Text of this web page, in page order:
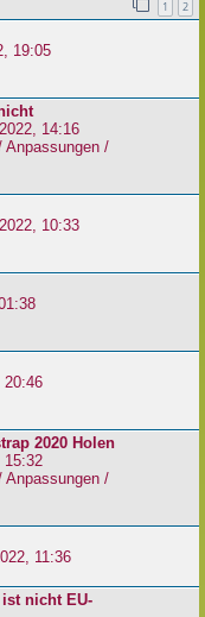
1 2
19:05
14:16
Anpassungen /
10:33
20:46
2020 Holen
15:32
Anpassungen /
11:36
nicht EU-